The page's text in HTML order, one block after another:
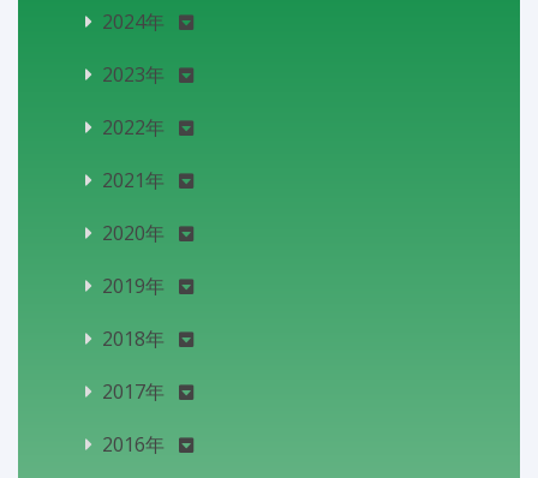
2024年
2023年
2022年
2021年
2020年
2019年
2018年
2017年
2016年